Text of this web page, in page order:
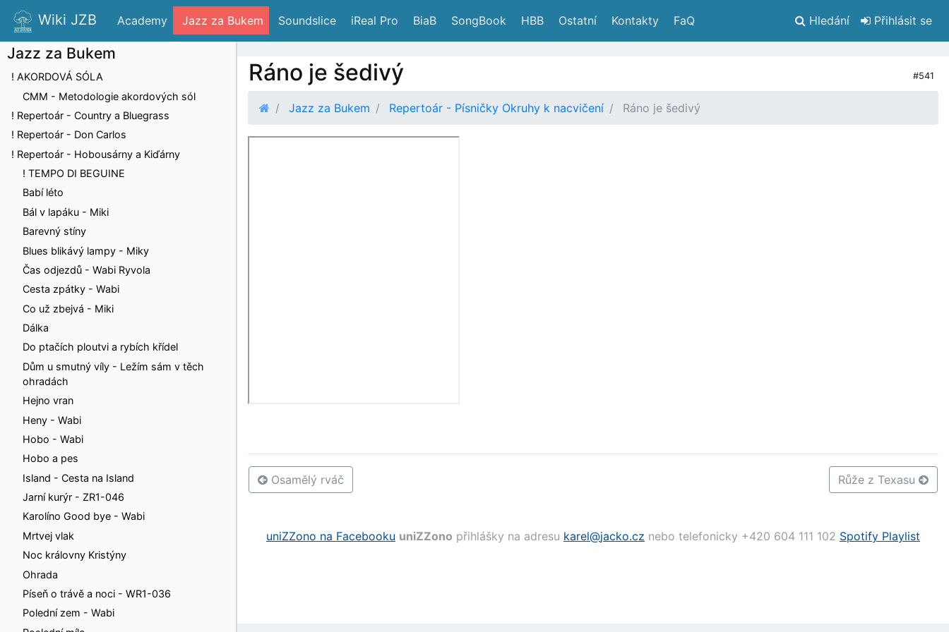
Wiki JZB Academy Jazz za Bukem Soundslice iReal Pro BiaB SongBook HBB Ostatní Kontakty FaQ Hledání Přihlásit se
Jazz za Bukem
! AKORDOVÁ SÓLA
CMM - Metodologie akordových sól
! Repertoár - Country a Bluegrass
! Repertoár - Don Carlos
! Repertoár - Hobousárny a Kiďárny
! TEMPO DI BEGUINE
Babí léto
Bál v lapáku - Miki
Barevný stíny
Blues blikávý lampy - Miky
Čas odjezdů - Wabi Ryvola
Cesta zpátky - Wabi
Co už zbejvá - Miki
Dálka
Do ptačích ploutvi a rybích křídel
Dům u smutný víly - Ležím sám v těch
ohradách
Hejno vran
Heny - Wabi
Hobo - Wabi
Hobo a pes
Island - Cesta na Island
Jarní kurýr - ZR1-046
Karolíno Good bye - Wabi
Mrtvej vlak
Noc královny Kristýny
Ohrada
Píseň o trávě a noci - WR1-036
Polední zem - Wabi
Ráno je šedivý #541
Jazz za Bukem Repertoár - Písničky Okruhy k nacvičení Ráno je šedivý
Osamělý rváč Růže z Texasu
uniZZono na Facebooku uniZZono přihlášky na adresu karel@jacko.cz nebo telefonicky +420 604 111 1­02 Spotify Playlist